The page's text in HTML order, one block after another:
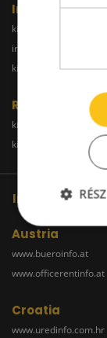
Iroda
kiadoiroda.info
irodakiadobudapest.hu
kiadoirodabudaors.hu
Raktár
Iroda kereső
Austria
www.bueroinfo.at
www.officerentinfo.at
Croatia
www.uredinfo.com.hr